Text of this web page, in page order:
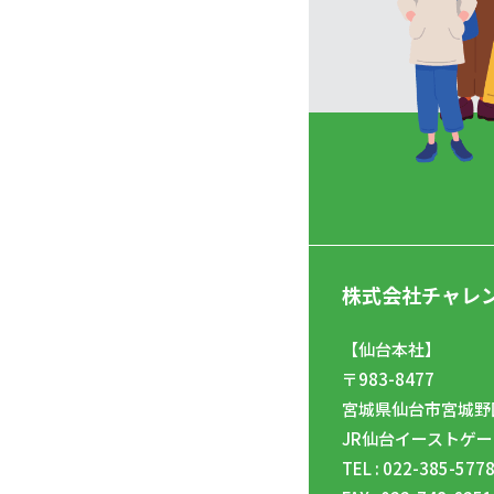
株式会社チャレ
【仙台本社】
〒983-8477
宮城県仙台市宮城
JR仙台イーストゲ
TEL : 022-385-5778